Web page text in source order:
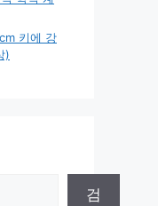
키에 강
)
검